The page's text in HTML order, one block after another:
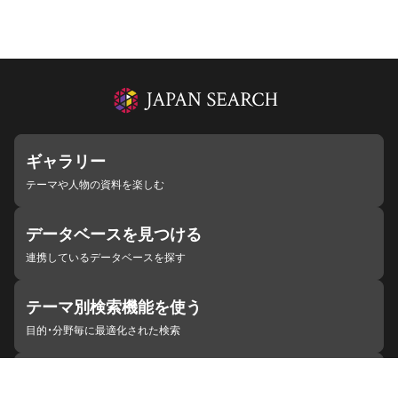
ギャラリー
テーマや人物の資料を楽しむ
データベースを見つける
連携しているデータベースを探す
テーマ別検索機能を使う
目的・分野毎に最適化された検索